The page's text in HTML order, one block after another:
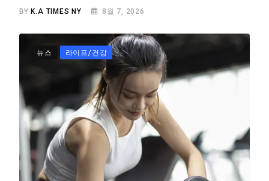
BY K.A TIMES NY 8월 7, 2026
뉴스 라이프/건강